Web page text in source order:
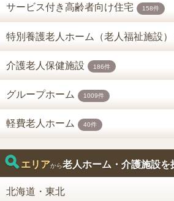
サービス付き高齢者向け住宅 158件
特別養護老人ホーム（老人福祉施設）
介護老人保健施設 186件
グループホーム 1009件
軽費老人ホーム 40件
エリアから老人ホーム・介護施設を
北海道・東北